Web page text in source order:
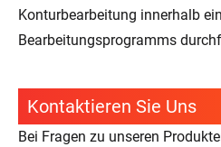
Konturbearbeitung innerhalb
Bearbeitungsprogramms
Kontaktieren Sie Uns
Bei Fragen zu unseren